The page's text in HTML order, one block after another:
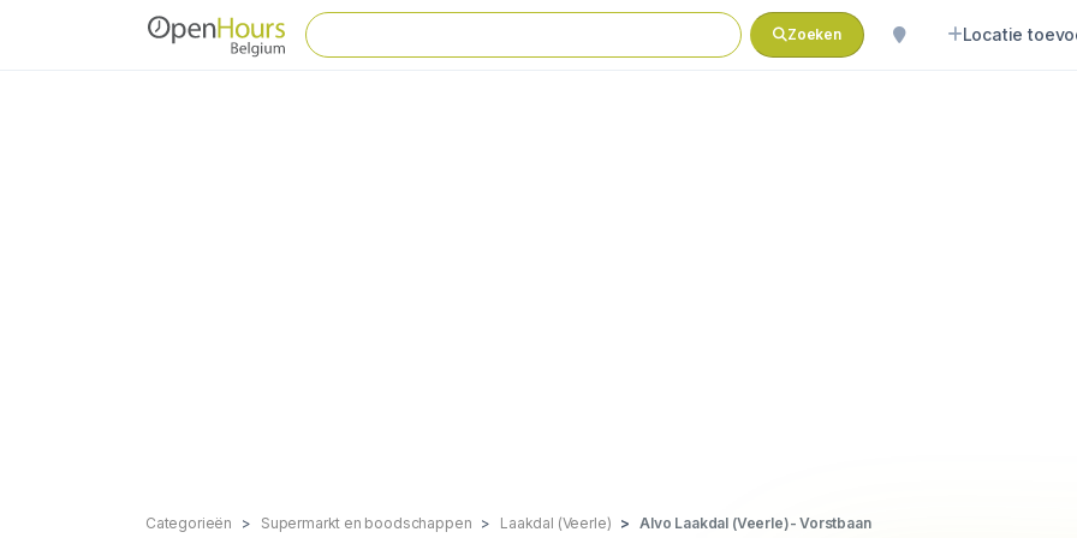
Zoeken Locatie
Categorieën Supermarkt en boodschappen Laakdal (Veerle) Alvo Laakdal (Veerle)- Vorstbaan